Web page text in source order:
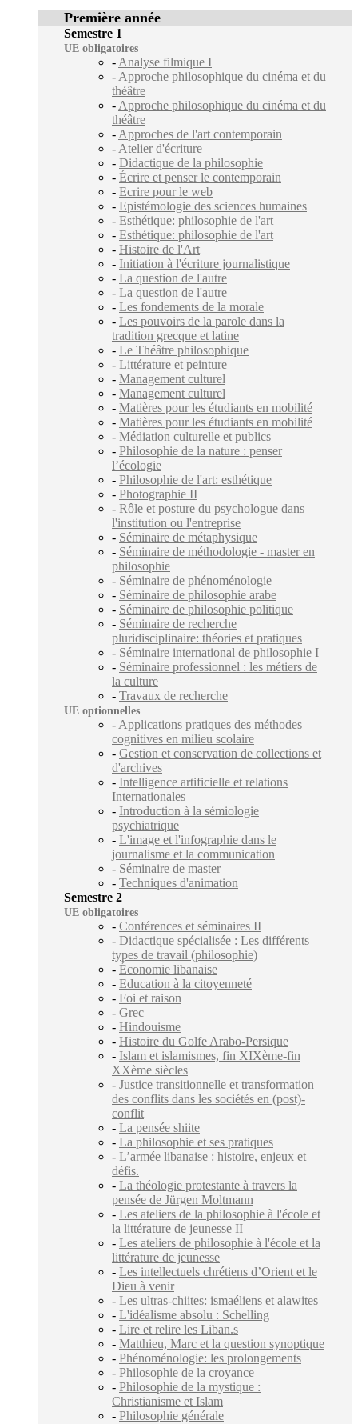
Première année
Semestre 1
UE obligatoires
- Analyse filmique I
- Approche philosophique du cinéma et du
théâtre
- Approche philosophique du cinéma et du
théâtre
- Approches de l'art contemporain
- Atelier d'écriture
- Didactique de la philosophie
- Écrire et penser le contemporain
- Ecrire pour le web
- Epistémologie des sciences humaines
- Esthétique: philosophie de l'art
- Esthétique: philosophie de l'art
- Histoire de l'Art
- Initiation à l'écriture journalistique
- La question de l'autre
- La question de l'autre
- Les fondements de la morale
- Les pouvoirs de la parole dans la
tradition grecque et latine
- Le Théâtre philosophique
- Littérature et peinture
- Management culturel
- Management culturel
- Matières pour les étudiants en mobilité
- Matières pour les étudiants en mobilité
- Médiation culturelle et publics
- Philosophie de la nature : penser
l’écologie
- Philosophie de l'art: esthétique
- Photographie II
- Rôle et posture du psychologue dans
l'institution ou l'entreprise
- Séminaire de métaphysique
- Séminaire de méthodologie - master en
philosophie
- Séminaire de phénoménologie
- Séminaire de philosophie arabe
- Séminaire de philosophie politique
- Séminaire de recherche
pluridisciplinaire: théories et pratiques
- Séminaire international de philosophie I
- Séminaire professionnel : les métiers de
la culture
- Travaux de recherche
UE optionnelles
- Applications pratiques des méthodes
cognitives en milieu scolaire
- Gestion et conservation de collections et
d'archives
- Intelligence artificielle et relations
Internationales
- Introduction à la sémiologie
psychiatrique
- L'image et l'infographie dans le
journalisme et la communication
- Séminaire de master
- Techniques d'animation
Semestre 2
UE obligatoires
- Conférences et séminaires II
- Didactique spécialisée : Les différents
types de travail (philosophie)
- Économie libanaise
- Education à la citoyenneté
- Foi et raison
- Grec
- Hindouisme
- Histoire du Golfe Arabo-Persique
- Islam et islamismes, fin XIXème-fin
XXème siècles
- Justice transitionnelle et transformation
des conflits dans les sociétés en (post)-
conflit
- La pensée shiite
- La philosophie et ses pratiques
- L’armée libanaise : histoire, enjeux et
défis.
- La théologie protestante à travers la
pensée de Jürgen Moltmann
- Les ateliers de la philosophie à l'école et
la littérature de jeunesse II
- Les ateliers de philosophie à l'école et la
littérature de jeunesse
- Les intellectuels chrétiens d’Orient et le
Dieu à venir
- Les ultras-chiites: ‎ismaéliens et ‎alawites
- L'idéalisme absolu : Schelling
- Lire et relire les Liban.s
- Matthieu, Marc et la question synoptique
- Phénoménologie: les prolongements
- Philosophie de la croyance
- Philosophie de la mystique :
Christianisme et Islam
- Philosophie générale